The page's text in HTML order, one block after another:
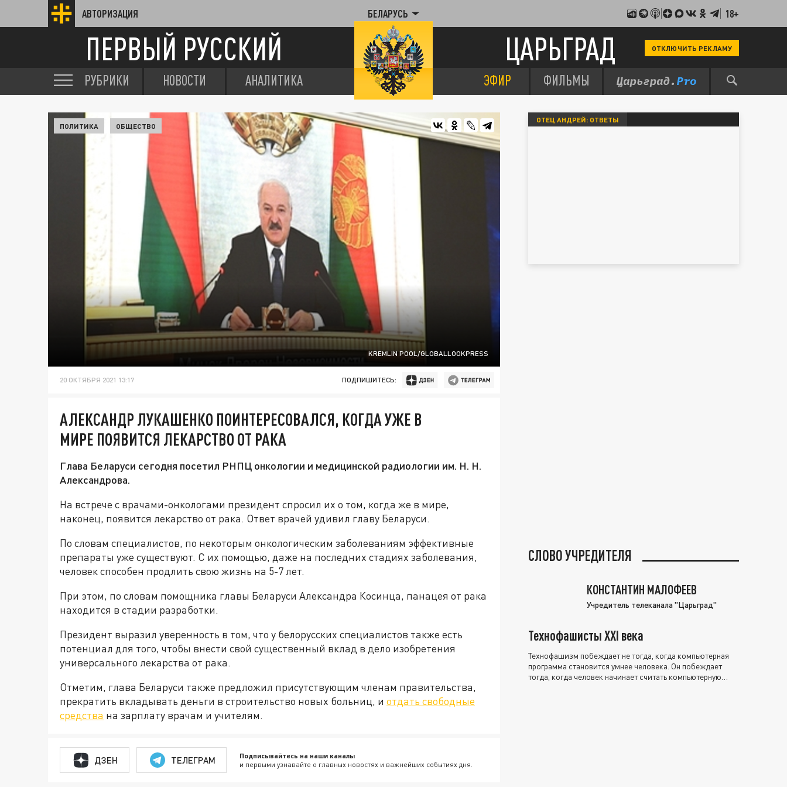
АВТОРИЗАЦИЯ БЕЛАРУСЬ 18+
ПЕРВЫЙ РУССКИЙ ЦАРЬГРАД ОТКЛЮЧИТЬ РЕКЛАМУ
РУБРИКИ НОВОСТИ АНАЛИТИКА ЭФИР ФИЛЬМЫ
KREMLIN POOL/GLOBALLOOKPRESS
ПОЛИТИКА ОБЩЕСТВО
20 ОКТЯБРЯ 2021 13:17 ПОДПИШИТЕСЬ:
АЛЕКСАНДР ЛУКАШЕНКО ПОИНТЕРЕСОВАЛСЯ, КОГДА УЖЕ В
МИРЕ ПОЯВИТСЯ ЛЕКАРСТВО ОТ РАКА
Глава Беларуси сегодня посетил РНПЦ онкологии и медицинской радиологии им. Н. Н.
Александрова.
На встрече с врачами-онкологами президент спросил их о том, когда же в мире,
наконец, появится лекарство от рака. Ответ врачей удивил главу Беларуси.
По словам специалистов, по некоторым онкологическим заболеваниям эффективные
препараты уже существуют. С их помощью, даже на последних стадиях заболевания,
человек способен продлить свою жизнь на 5-7 лет.
При этом, по словам помощника главы Беларуси Александра Косинца, панацея от рака
находится в стадии разработки.
Президент выразил уверенность в том, что у белорусских специалистов также есть
потенциал для того, чтобы внести свой существенный вклад в дело изобретения
универсального лекарства от рака.
Отметим, глава Беларуси также предложил присутствующим членам правительства,
прекратить вкладывать деньги в строительство новых больниц, и отдать свободные
средства на зарплату врачам и учителям.
ДЗЕН ТЕЛЕГРАМ Подписывайтесь на наши каналы
и первыми узнавайте о главных новостях и важнейших событиях дня.
ОТЕЦ АНДРЕЙ: ОТВЕТЫ
СЛОВО УЧРЕДИТЕЛЯ
КОНСТАНТИН МАЛОФЕЕВ
Учредитель телеканала "Царьград"
Технофашисты XXI века
Технофашизм побеждает не тогда, когда компьютерная
программа становится умнее человека. Он побеждает
тогда, когда человек начинает считать компьютерную